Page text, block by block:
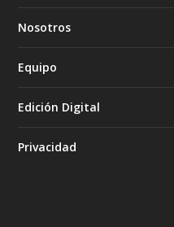
Nosotros
Equipo
Edición Digital
Privacidad